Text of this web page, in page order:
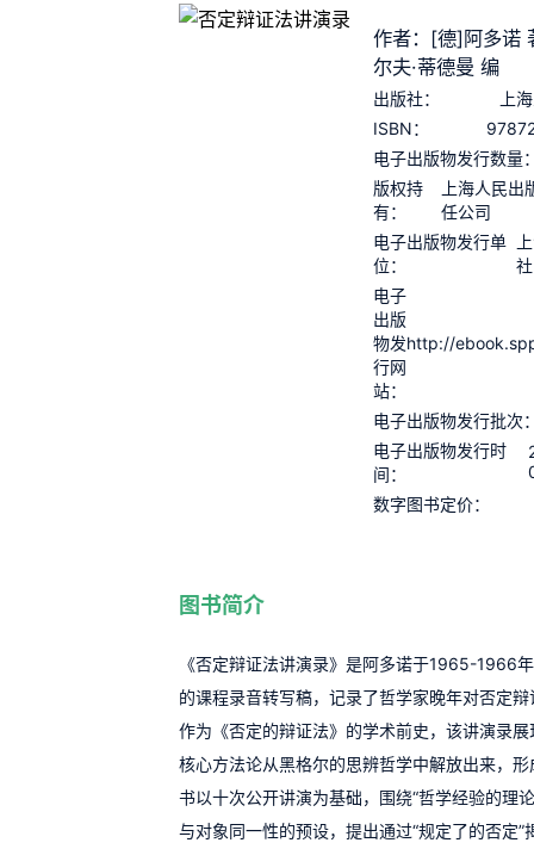
作者：[德]阿多诺
尔夫·蒂德曼 编
出版社：
上
ISBN：
电子出版物发行数量
版权持
有：
上海人民出
任公司
电子出版物发行单
位：
社
电子
出版
物发
行网
站：
http://
电子出版物发行批次
电子出版物发行时
间：
数字图书定价：
图书简介
《否定辩证法讲演录》是阿多诺于1965-1966
的课程录音转写稿，记录了哲学家晚年对否定
作为《否定的辩证法》的学术前史，该讲演录
核心方法论从黑格尔的思辨哲学中解放出来，
书以十次公开讲演为基础，围绕“哲学经验的理
与对象同一性的预设，提出通过“规定了的否定